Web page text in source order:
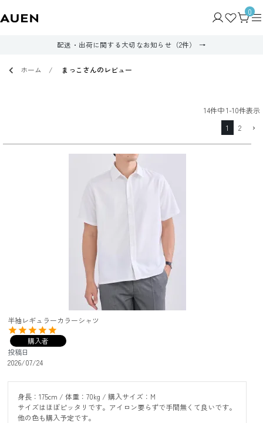
0
配送・出荷に関する大切なお知らせ（2件）
ホーム まっこさんのレビュー
14件中1-10件表示
1
2
半袖レギュラーカラーシャツ
購入者
投稿日
2026/07/24
身長：175cm / 体重：70kg / 購入サイズ：M
サイズはほぼピッタリです。アイロン要らずで手間無くて良いです。
他の色も購入予定です。